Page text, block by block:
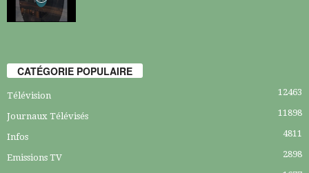
CATÉGORIE POPULAIRE
Télévision 12463
Journaux Télévisés 11898
Infos 4811
Emissions TV
2898